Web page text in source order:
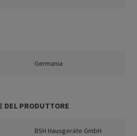
Germania
DEL PRODUTTORE
BSH Hausgeräte GmbH